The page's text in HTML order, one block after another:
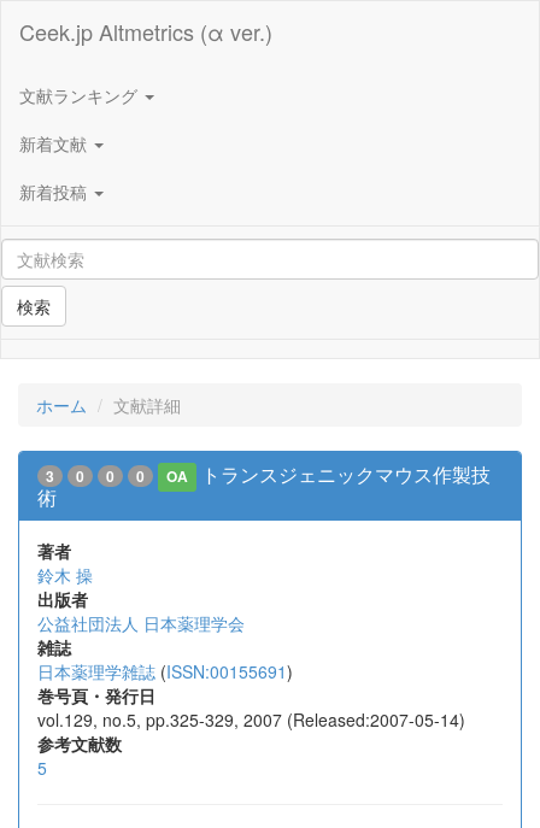
Ceek.jp Altmetrics (α ver.)
文献ランキング
新着文献
新着投稿
検索
ホーム 文献詳細
3 0 0 0 OA
トランスジェニックマウス作製技
術
著者
鈴木 操
出版者
公益社団法人 日本薬理学会
雑誌
日本薬理学雑誌 (ISSN:00155691)
巻号頁・発行日
vol.129, no.5, pp.325-329, 2007 (Released:2007-05-14)
参考文献数
5